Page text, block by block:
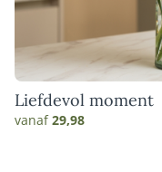
Liefdevol moment
vanaf29,98